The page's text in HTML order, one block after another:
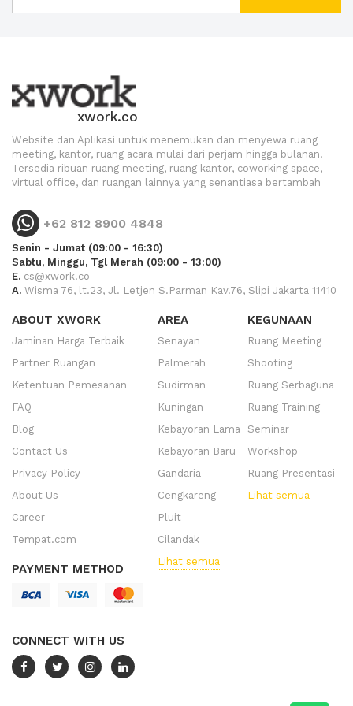
xwork.co
Website dan Aplikasi untuk menemukan dan menyewa ruang
meeting, kantor, ruang acara mulai dari perjam hingga bulanan.
Tersedia ribuan ruang meeting, ruang kantor, coworking space,
virtual office, dan ruangan lainnya yang senantiasa bertambah
+62 812 8900 4848
Senin - Jumat (09:00 - 16:30)
Sabtu, Minggu, Tgl Merah (09:00 - 13:00)
E. cs@xwork.co
A. Wisma 76, lt.23, Jl. Letjen S.Parman Kav.76, Slipi Jakarta 11410
ABOUT XWORK
Jaminan Harga Terbaik
Partner Ruangan
Ketentuan Pemesanan
FAQ
Blog
Contact Us
Privacy Policy
About Us
Career
Tempat.com
PAYMENT METHOD
CONNECT WITH US
AREA
Senayan
Palmerah
Sudirman
Kuningan
Kebayoran Lama
Kebayoran Baru
Gandaria
Cengkareng
Pluit
Cilandak
Lihat semua
KEGUNAAN
Ruang Meeting
Shooting
Ruang Serbaguna
Ruang Training
Seminar
Workshop
Ruang Presentasi
Lihat semua